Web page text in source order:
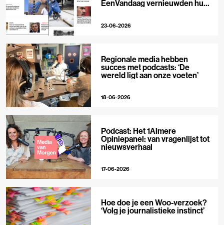
EenVandaag vernieuwden hun
23-06-2026
Regionale media hebben
succes met podcasts: ‘De
wereld ligt aan onze voeten’
18-06-2026
Podcast: Het 1Almere
Opiniepanel: van vragenlijst tot
nieuwsverhaal
17-06-2026
Hoe doe je een Woo-verzoek?
‘Volg je journalistieke instinct’